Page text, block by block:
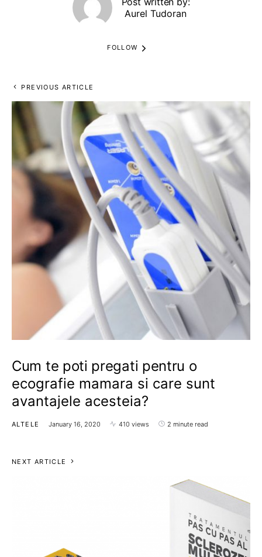
Aurel Tudoran
FOLLOW
PREVIOUS ARTICLE
Cum te poti pregati pentru o
ecografie mamara si care sunt
avantajele acesteia?
ALTELE January 16, 2020 410 views 2 minute read
NEXT ARTICLE